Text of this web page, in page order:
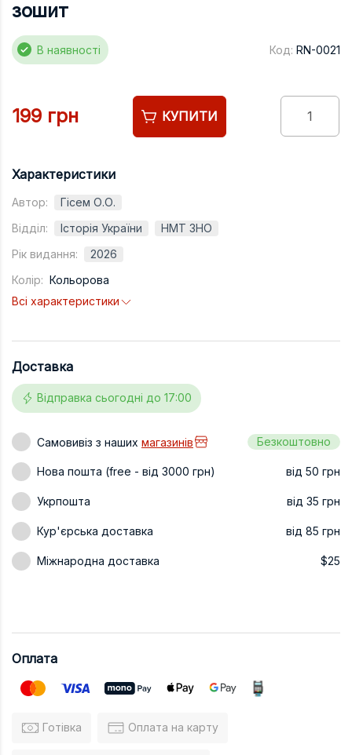
Радіофізика
Музично-
зошит
В наявності Код: RN-0021
199 грн КУПИТИ
Характеристики
Автор:
Гісем О.О.
Відділ:
Історія України
НМТ ЗНО
Рік видання:
2026
Колір: Кольорова
Всі характеристики
Доставка
Відправка сьогодні до 17:00
Самовивіз з наших магазинів Безкоштовно
Нова пошта (free - від 3000 грн) від 50 грн
Укрпошта від 35 грн
Кур'єрська доставка від 85 грн
Міжнародна доставка $25
Оплата
Готівка Оплата на карту